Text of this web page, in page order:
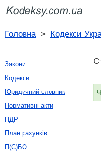
Головна> Кодекси
Закони
Кодекси
Юридичний словник
Нормативні акти
ПДР
План рахунків
П(С)БО